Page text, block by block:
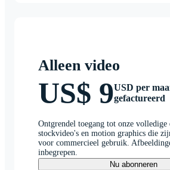
Alleen video
US$ 9USD per
gefactureerd
Ontgrendel toegang tot onze volledige
stockvideo's en motion graphics die
voor commercieel gebruik.
inbegrepen.
Nu abonneren